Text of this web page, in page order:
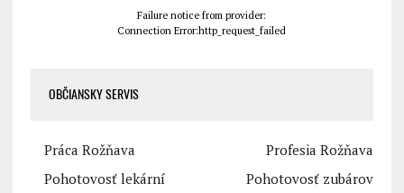
Failure notice from provider:
Connection Error:http_request_failed
OBČIANSKY SERVIS
Práca Rožňava
Profesia Rožňava
Pohotovosť lekární
Pohotovosť zubárov